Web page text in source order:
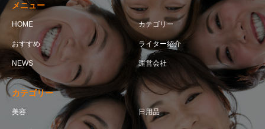
メニュー
HOME カテゴリー
おすすめ ライター紹介
NEWS 運営会社
カテゴリー
美容 日用品